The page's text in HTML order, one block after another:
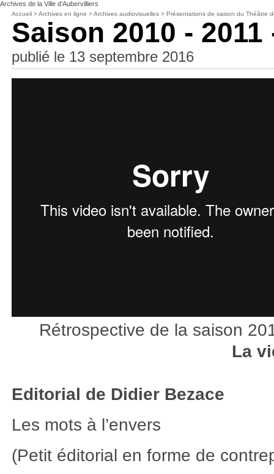
Archives de la Ville d’Aubervilliers
Accueil >Archives en ligne >Archives audiovisuelles >Présentations de saison du Théâtre
Saison 2010 -
publié le 13 septembre 2016
Rétrospective de la saison
La
Editorial de Didier Bezace
Les mots à l’envers
(Petit éditorial en forme de